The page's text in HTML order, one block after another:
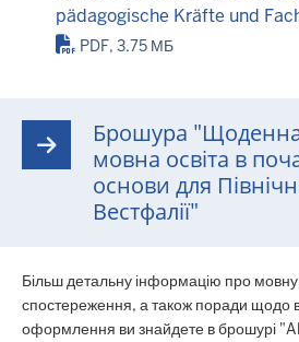
pädagogische Kräfte und
PDF, 3.75 МБ
Брошура "Щоденна
мовна освіта в
основи для
Вестфалії"
Більш детальну інформацію про мовну
спостереження, а також поради щодо
оформлення ви знайдете в брошурі